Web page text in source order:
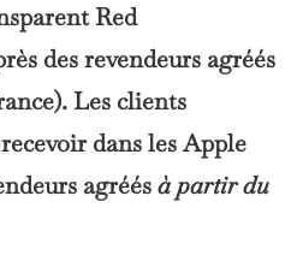
Red
des revendeurs agréés
Les clients
dans les Apple
agréésà partir du